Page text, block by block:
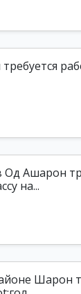
Од Ашарон
на...
Шарон